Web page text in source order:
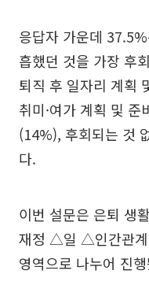
응답자 가운데
흡했던 것을 가장 후
퇴직 후 일자리 계획
취미·여가 계획 및
(14%), 후회되는 것
다.
이번 설문은 은퇴 생
재정 △일 △인간관
영역으로 나누어 진